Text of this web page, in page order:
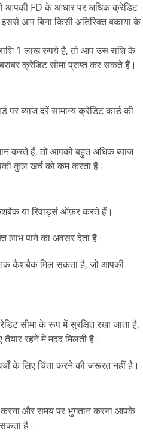
आपकी FD के आधार पर अधिक क्रेडिट
आप बिना किसी अतिरिक्त बकाया के
1 लाख रुपये है, तो आप उस राशि के
क्रेडिट सीमा प्राप्त कर सकते हैं।
ब्याज दरें सामान्य क्रेडिट कार्ड की
करते हैं, तो आपको बहुत अधिक ब्याज
कुल खर्च को कम करता है।
या रिवार्ड्स ऑफ़र करते हैं।
लाभ पाने का अवसर देता है।
कैशबैक मिल सकता है, जो आपकी
सीमा के रूप में सुरक्षित रखा जाता है,
रहने में मदद मिलती है।
के लिए चिंता करने की जरूरत नहीं है।
करना और समय पर भुगतान करना आपके
है।